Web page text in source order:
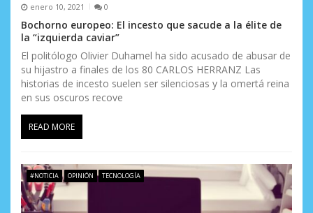
enero 10, 2021 0
Bochorno europeo: El incesto que sacude a la élite de
la “izquierda caviar”
El politólogo Olivier Duhamel ha sido acusado de abusar de
su hijastro a finales de los 80 CARLOS HERRANZ Las
historias de incesto suelen ser silenciosas y la omertá reina
en sus oscuros recove
READ MORE
#NOTICIA OPINIÓN TECNOLOGÍA